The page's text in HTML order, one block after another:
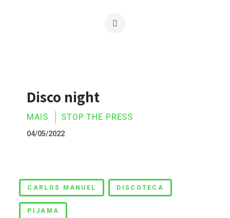
Disco night
MAIS STOP THE PRESS
04/05/2022
Disco night
CARLOS MANUEL DISCOTECA
PIJAMA